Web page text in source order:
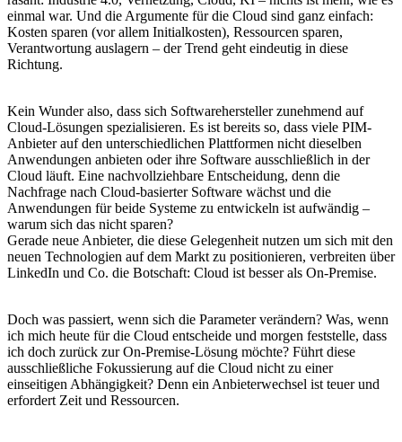
einmal war. Und die Argumente für die Cloud sind ganz einfach:
Kosten sparen (vor allem Initialkosten), Ressourcen sparen,
Verantwortung auslagern – der Trend geht eindeutig in diese
Richtung.
Kein Wunder also, dass sich Softwarehersteller zunehmend auf
Cloud-Lösungen spezialisieren. Es ist bereits so, dass viele PIM-
Anbieter auf den unterschiedlichen Plattformen nicht dieselben
Anwendungen anbieten oder ihre Software ausschließlich in der
Cloud läuft. Eine nachvollziehbare Entscheidung, denn die
Nachfrage nach Cloud-basierter Software wächst und die
Anwendungen für beide Systeme zu entwickeln ist aufwändig –
warum sich das nicht sparen?
Gerade neue Anbieter, die diese Gelegenheit nutzen um sich mit den
neuen Technologien auf dem Markt zu positionieren, verbreiten über
LinkedIn und Co. die Botschaft: Cloud ist besser als On-Premise.
Doch was passiert, wenn sich die Parameter verändern? Was, wenn
ich mich heute für die Cloud entscheide und morgen feststelle, dass
ich doch zurück zur On-Premise-Lösung möchte? Führt diese
ausschließliche Fokussierung auf die Cloud nicht zu einer
einseitigen Abhängigkeit? Denn ein Anbieterwechsel ist teuer und
erfordert Zeit und Ressourcen.